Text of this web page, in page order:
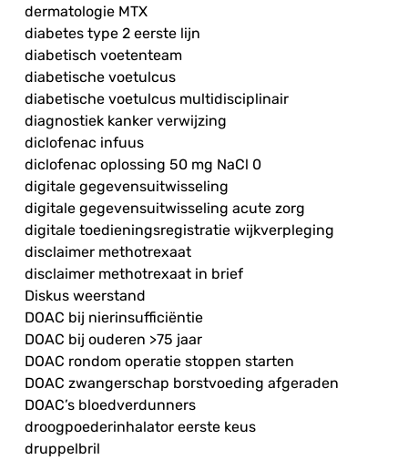
dermatologie MTX
diabetes type 2 eerste lijn
diabetisch voetenteam
diabetische voetulcus
diabetische voetulcus multidisciplinair
diagnostiek kanker verwijzing
diclofenac infuus
diclofenac oplossing 50 mg NaCl 0
digitale gegevensuitwisseling
digitale gegevensuitwisseling acute zorg
digitale toedieningsregistratie wijkverpleging
disclaimer methotrexaat
disclaimer methotrexaat in brief
Diskus weerstand
DOAC bij nierinsufficiëntie
DOAC bij ouderen >75 jaar
DOAC rondom operatie stoppen starten
DOAC zwangerschap borstvoeding afgeraden
DOAC’s bloedverdunners
droogpoederinhalator eerste keus
druppelbril